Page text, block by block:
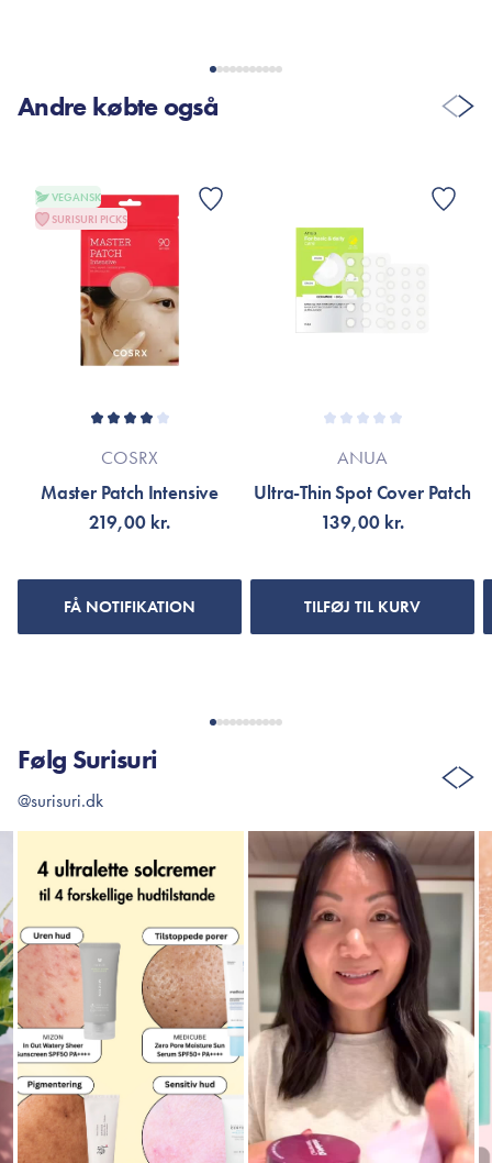
Andre købte også
VEGANSK
SURISURI PICKS
COSRX
Master Patch Intensive
219,00 kr.
FÅ NOTIFIKATION
ANUA
Ultra-Thin Spot Cover Patch
139,00 kr.
TILFØJ TIL KURV
Følg Surisuri
@surisuri.dk